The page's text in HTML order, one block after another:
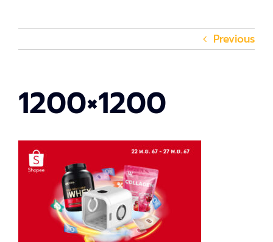
Previous
1200×1200